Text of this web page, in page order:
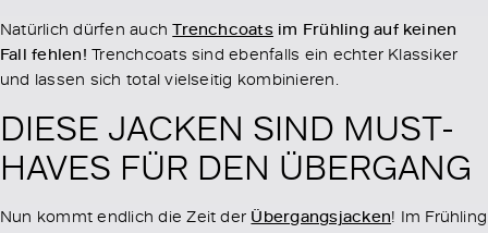
Natürlich dürfen auchTrenchcoatsim Frühling auf keinen
Fall fehlen! Trenchcoats sind ebenfalls ein echter Klassiker
und lassen sich total vielseitig kombinieren.
DIESE JACKEN SIND MUST-
HAVES FÜR DEN ÜBERGANG
Nun kommt endlich die Zeit der Übergangsjacken! Im Frühling